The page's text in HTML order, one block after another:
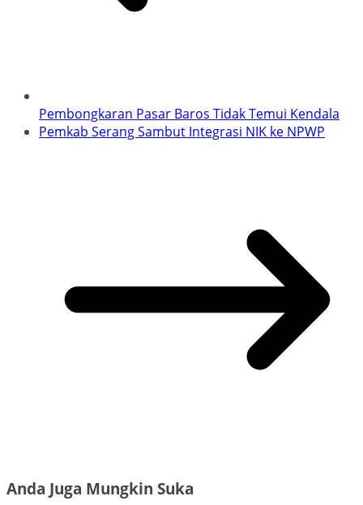
Pembongkaran Pasar Baros Tidak Temui Kendala
Pemkab Serang Sambut Integrasi NIK ke NPWP
Anda Juga Mungkin Suka